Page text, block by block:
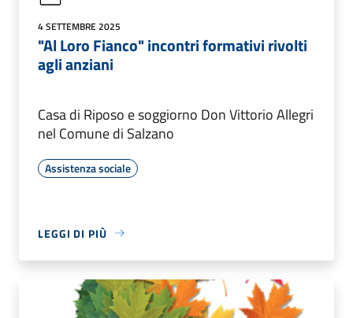
4 SETTEMBRE 2025
"Al Loro Fianco" incontri formativi rivolti
agli anziani
Casa di Riposo e soggiorno Don Vittorio Allegri
nel Comune di Salzano
Assistenza sociale
LEGGI DI PIÙ